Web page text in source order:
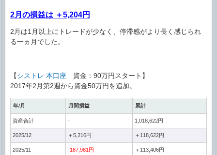
2月の損益は ＋5,204円
2月は1月以上にトレードが少なく、停滞感がより長く感じられ
る一ヵ月でした。
【シストレ 本口座 資金：90万円スタート】
2017年2月第2週から資金50万円を追加。
年/月 月間損益 累計
資産合計 - 1,018,622円
2025/12 ＋5,216円 ＋118,622円
2025/11 -187,981円 ＋113,406円